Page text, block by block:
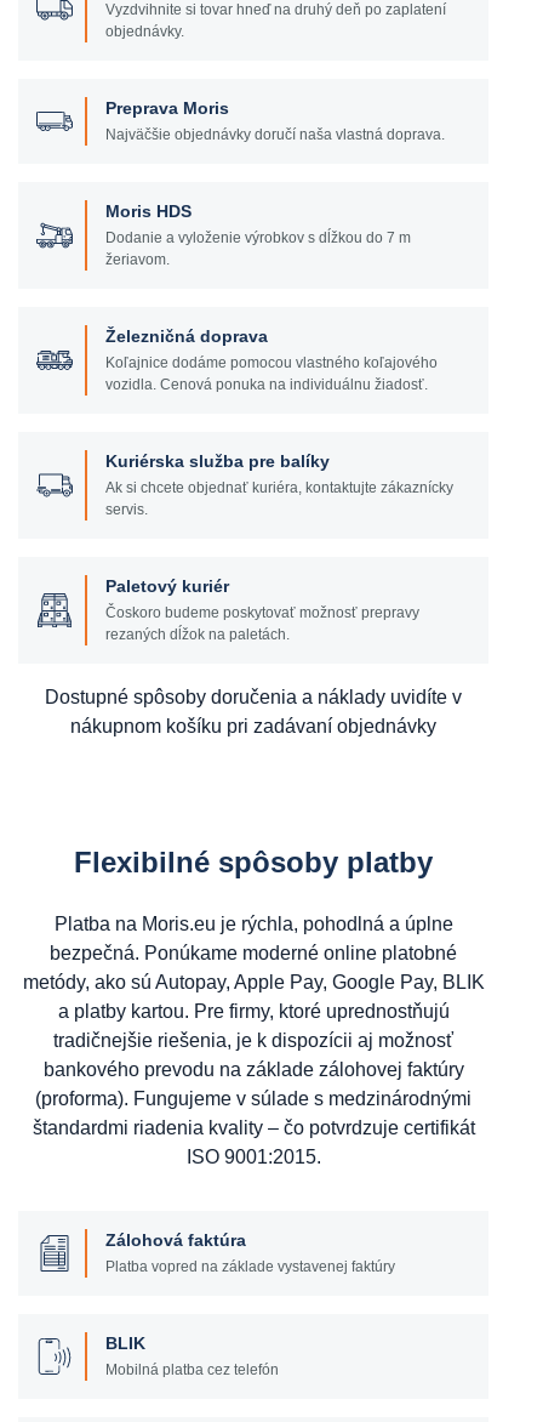
Vyzdvihnite si tovar hneď na druhý deň po zaplatení
objednávky.
Preprava Moris
Najväčšie objednávky doručí naša vlastná doprava.
Moris HDS
Dodanie a vyloženie výrobkov s dĺžkou do 7 m
žeriavom.
Železničná doprava
Koľajnice dodáme pomocou vlastného koľajového
vozidla. Cenová ponuka na individuálnu žiadosť.
Kuriérska služba pre balíky
Ak si chcete objednať kuriéra, kontaktujte zákaznícky
servis.
Paletový kuriér
Čoskoro budeme poskytovať možnosť prepravy
rezaných dĺžok na paletách.
Dostupné spôsoby doručenia a náklady uvidíte v
nákupnom košíku pri zadávaní objednávky
Flexibilné spôsoby platby
Platba na Moris.eu je rýchla, pohodlná a úplne
bezpečná. Ponúkame moderné online platobné
metódy, ako sú Autopay, Apple Pay, Google Pay, BLIK
a platby kartou. Pre firmy, ktoré uprednostňujú
tradičnejšie riešenia, je k dispozícii aj možnosť
bankového prevodu na základe zálohovej faktúry
(proforma). Fungujeme v súlade s medzinárodnými
štandardmi riadenia kvality – čo potvrdzuje certifikát
ISO 9001:2015.
Zálohová faktúra
Platba vopred na základe vystavenej faktúry
BLIK
Mobilná platba cez telefón